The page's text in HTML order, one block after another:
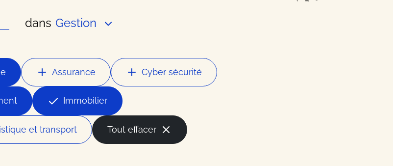
dans Gestion
Assurance Cyber sécurité
Immobilier
et transport Tout effacer